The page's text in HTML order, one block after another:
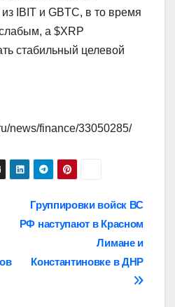
IBIT и GBTC, в то время
а $XRP
стабильный целевой
news/finance/33050285/
Группировки войск ВС
РФ наступают в Красном
Лимане и
Константиновке в ДНР